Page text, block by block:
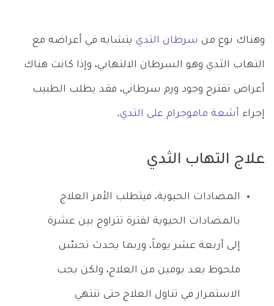
وهناك نوع من سرطان الثدي يتشابه في أعراضه مع
التهاب الثدي وهو السرطان الالتهابي، وإذا كانت هناك
أعراض تقترح وجود ورم سرطاني، فقد يطلب الطبيب
إجراء أشعة ماموجرام على الثدي.
علاج التهاب الثدي
المضادات الحيوية، فيتطلب الأمر العلاج
بالمضادات الحيوية لفترة تتراوح بين عشرة
إلى أربعة عشر يوماً، وربما يحدث تحسّن
ملحوظ بعد يومين من العلاج، ولكن يجب
الاستمرار في تناول العلاج حتى تنتهي